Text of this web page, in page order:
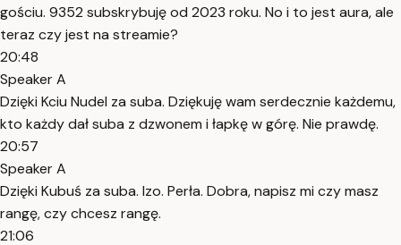
gościu. 9352 subskrybuję od 2023 roku. No i to jest aura, ale
teraz czy jest na streamie?
20:48
Speaker A
Dzięki Kciu Nudel za suba. Dziękuję wam serdecznie każdemu,
kto każdy dał suba z dzwonem i łapkę w górę. Nie prawdę.
20:57
Speaker A
Dzięki Kubuś za suba. Izo. Perła. Dobra, napisz mi czy masz
rangę, czy chcesz rangę.
21:06